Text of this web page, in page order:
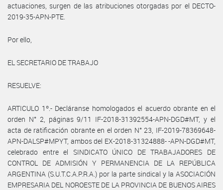
actuaciones, surgen de las atribuciones otorgadas por el DECTO-
2019-35-APN-PTE.
Por ello,
EL SECRETARIO DE TRABAJO
RESUELVE:
ARTICULO 1º.- Decláranse homologados el acuerdo obrante en el
orden N° 2, páginas 9/11 IF-2018-31392554-APN-DGD#MT, y el
acta de ratificación obrante en el orden N° 23, IF-2019-78369648-
APN-DALSP#MPYT, ambos del EX-2018-31324888- -APN-DGD#MT,
celebrado entre el SINDICATO ÚNICO DE TRABAJADORES DE
CONTROL DE ADMISIÓN Y PERMANENCIA DE LA REPÚBLICA
ARGENTINA (S.U.T.C.A.P.R.A.) por la parte sindical y la ASOCIACIÓN
EMPRESARIA DEL NOROESTE DE LA PROVINCIA DE BUENOS AIRES